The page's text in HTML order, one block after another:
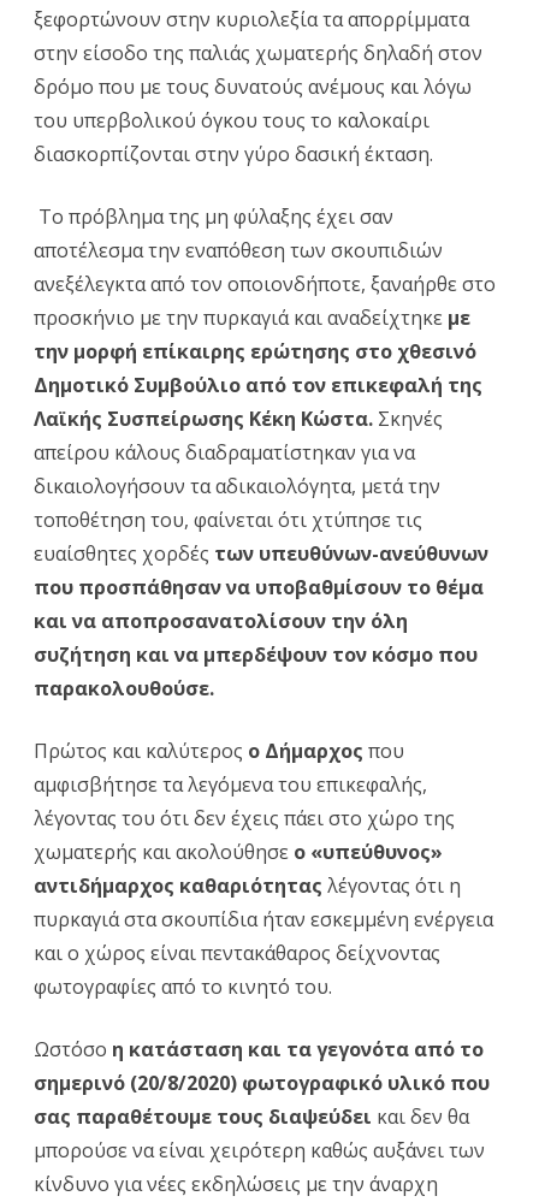
την
ανευθυνότητα
της
Δημοτικής
ξεφορτώνουν στην κυριολεξία τα απορρίμματα
στην είσοδο της παλιάς χωματερής δηλαδή στον
δρόμο που με τους δυνατούς ανέμους και λόγω
του υπερβολικού όγκου τους το καλοκαίρι
διασκορπίζονται στην γύρο δασική έκταση.
Το πρόβλημα της μη φύλαξης έχει σαν
αποτέλεσμα την εναπόθεση των σκουπιδιών
ανεξέλεγκτα από τον οποιονδήποτε, ξαναήρθε στο
προσκήνιο με την πυρκαγιά και αναδείχτηκε με
την μορφή επίκαιρης ερώτησης στο χθεσινό
Δημοτικό Συμβούλιο από τον επικεφαλή της
Λαϊκής Συσπείρωσης Κέκη Κώστα. Σκηνές
απείρου κάλους διαδραματίστηκαν για να
δικαιολογήσουν τα αδικαιολόγητα, μετά την
τοποθέτηση του, φαίνεται ότι χτύπησε τις
ευαίσθητες χορδές των υπευθύνων-ανεύθυνων
που προσπάθησαν να υποβαθμίσουν το θέμα
και να αποπροσανατολίσουν την όλη
συζήτηση και να μπερδέψουν τον κόσμο που
παρακολουθούσε.
Πρώτος και καλύτερος ο Δήμαρχος που
αμφισβήτησε τα λεγόμενα του επικεφαλής,
λέγοντας του ότι δεν έχεις πάει στο χώρο της
χωματερής και ακολούθησε ο «υπεύθυνος»
αντιδήμαρχος καθαριότητας λέγοντας ότι η
πυρκαγιά στα σκουπίδια ήταν εσκεμμένη ενέργεια
και ο χώρος είναι πεντακάθαρος δείχνοντας
φωτογραφίες από το κινητό του.
Ωστόσο η κατάσταση και τα γεγονότα από το
σημερινό (20/8/2020) φωτογραφικό υλικό που
σας παραθέτουμε τους διαψεύδει και δεν θα
μπορούσε να είναι χειρότερη καθώς αυξάνει των
κίνδυνο για νέες εκδηλώσεις με την άναρχη